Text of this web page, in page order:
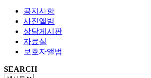
공지사항
사진앨범
상담게시판
자료실
보호자앨범
SEARCH